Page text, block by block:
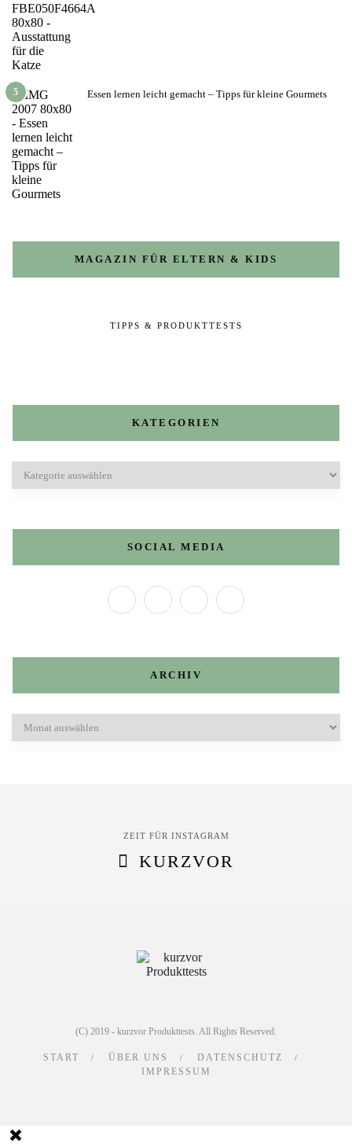
5 Essen lernen leicht gemacht – Tipps für kleine Gourmets
MAGAZIN FÜR ELTERN & KIDS
TIPPS & PRODUKTTESTS
KATEGORIEN
SOCIAL MEDIA
ARCHIV
ZEIT FÜR INSTAGRAM
KURZVOR
(C) 2019 - kurzvor Produkttests. All Rights Reserved.
START ÜBER UNS
DATENSCHUTZ
IMPRESSUM